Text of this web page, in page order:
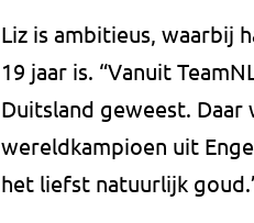
Liz is ambitieus, waarbij
19 jaar is. “Vanuit
Duitsland geweest. Daar
wereldkampioen uit
het liefst natuurlijk